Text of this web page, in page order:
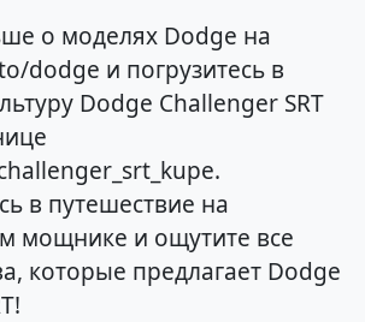
о моделях Dodge на
dodge и погрузитесь в
Dodge Challenger SRT
в путешествие на
мощнике и ощутите все
которые предлагает Dodge